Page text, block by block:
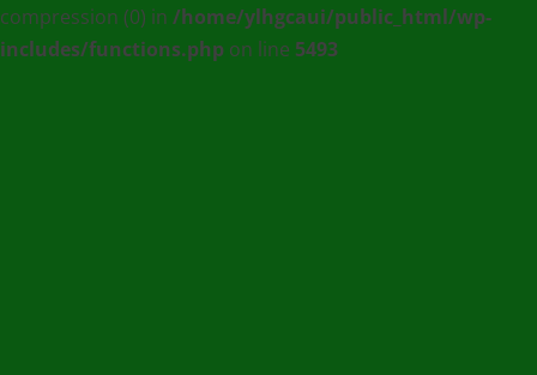
Agence
de
compression (0) in /home/ylhgcaui/public_html/wp-
includes/functions.php on line 5493